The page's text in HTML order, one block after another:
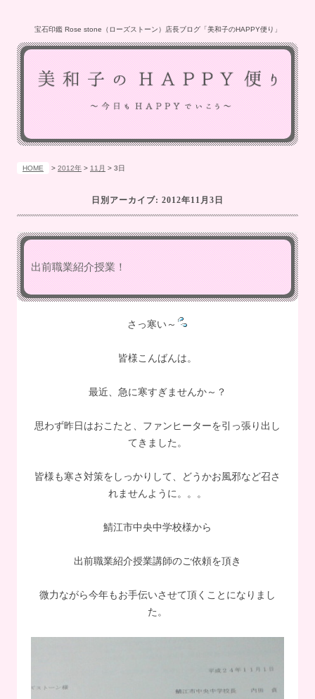
宝石印鑑 Rose stone（ローズストーン）店長ブログ「美和子のHAPPY便り」
HOME > 2012年 > 11月 > 3日
日別アーカイブ: 2012年11月3日
出前職業紹介授業！
さっ寒い～
皆様こんばんは。
最近、急に寒すぎませんか～？
思わず昨日はおこたと、ファンヒーターを引っ張り出し
てきました。
皆様も寒さ対策をしっかりして、どうかお風邪など召さ
れませんように。。。
鯖江市中央中学校様から
出前職業紹介授業講師のご依頼を頂き
微力ながら今年もお手伝いさせて頂くことになりまし
た。